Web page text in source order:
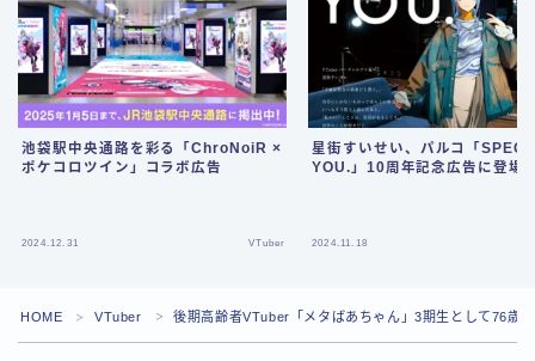
池袋駅中央通路を彩る「ChroNoiR ×
ポケコロツイン」コラボ広告
2024.12.31 VTuber
星街すいせい、パルコ「
YOU.」10周年記念広告に登場
2024.11.18
HOME ＞ VTuber ＞ 後期高齢者VTuber「メタばあちゃん」3期生として76歳